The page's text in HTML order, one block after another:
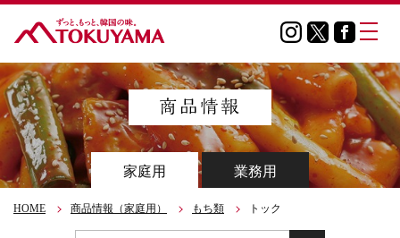
家庭用 業務用
HOME 商品情報（家庭用） もち類 トック